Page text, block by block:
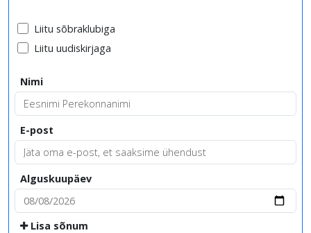
Liitu sõbraklubiga
Liitu uudiskirjaga
Nimi
E-post
Alguskuupäev
Lisa sõnum